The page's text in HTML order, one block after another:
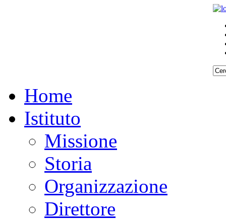
Home
Istituto
Missione
Storia
Organizzazione
Direttore